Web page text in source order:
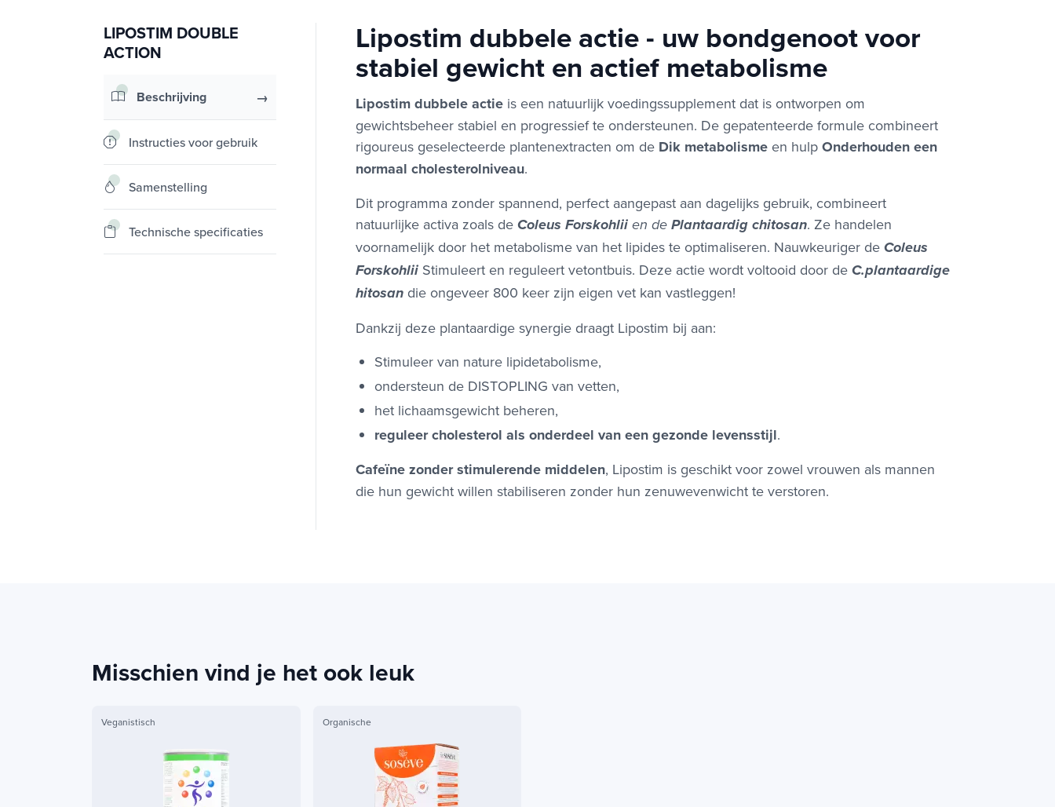
LIPOSTIM DOUBLE
ACTION
Beschrijving
Instructies voor gebruik
Samenstelling
Technische specificaties
Lipostim dubbele actie - uw bondgenoot voor
stabiel gewicht en actief metabolisme
Lipostim dubbele actie is een natuurlijk voedingssupplement dat is ontworpen om
gewichtsbeheer stabiel en progressief te ondersteunen. De gepatenteerde formule combineert
rigoureus geselecteerde plantenextracten om de Dik metabolisme en hulp Onderhouden een
normaal cholesterolniveau.
Dit programma zonder spannend, perfect aangepast aan dagelijks gebruik, combineert
natuurlijke activa zoals de Coleus Forskohlii en de Plantaardig chitosan. Ze handelen
voornamelijk door het metabolisme van het lipides te optimaliseren. Nauwkeuriger de Coleus
Forskohlii Stimuleert en reguleert vetontbuis. Deze actie wordt voltooid door de C.plantaardige
hitosan die ongeveer 800 keer zijn eigen vet kan vastleggen!
Dankzij deze plantaardige synergie draagt Lipostim bij aan:
Stimuleer van nature lipidetabolisme,
ondersteun de DISTOPLING van vetten,
het lichaamsgewicht beheren,
reguleer cholesterol als onderdeel van een gezonde levensstijl.
Cafeïne zonder stimulerende middelen, Lipostim is geschikt voor zowel vrouwen als mannen
die hun gewicht willen stabiliseren zonder hun zenuwevenwicht te verstoren.
Misschien vind je het ook leuk
Veganistisch Organische